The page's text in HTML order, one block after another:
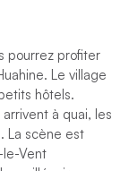
pourrez profiter
Le village
hôtels.
à quai, les
La scène est
le-Vent